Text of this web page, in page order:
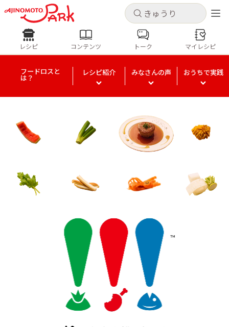
キャンセル
ログインするとレシピを保存できます
ログイン 新規登録
コンテンツ
よくあるお問い合わせ
お買い物
AJINOMOTO PARK とは
キャンセル
レシピ コンテンツ
人気の食材・レシピ
なす トマト
とうもろこし
みょうが ゴーヤ
レシピ コンテンツ トーク マイレシピ
フードロスと
は？
レシピ紹介 みなさんの声 おうちで実践